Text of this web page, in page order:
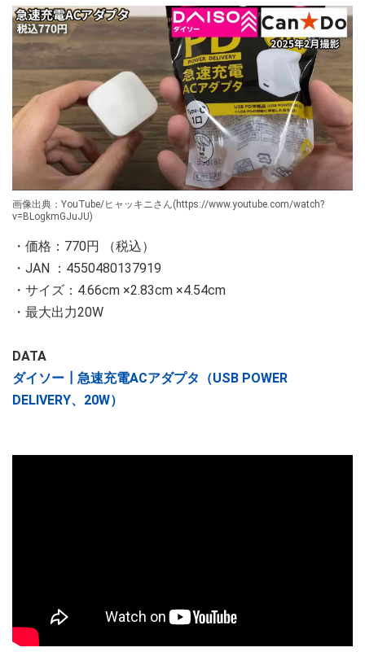
画像出典：YouTube/ヒャッキニさん(https://www.youtube.com/watch?
v=BLogkmGJuJU)
・価格：770円 （税込）
・JAN ：4550480137919
・サイズ：4.66cm ×2.83cm ×4.54cm
・最大出力20W
DATA
ダイソー┃急速充電ACアダプタ（USB POWER
DELIVERY、20W）